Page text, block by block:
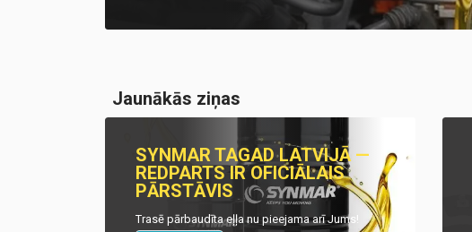
Jaunākās ziņas
SYNMAR TAGAD LATVIJĀ —
REDPARTS IR OFICIĀLAIS
PĀRSTĀVIS
Trasē pārbaudīta eļļa nu pieejama arī Jums!